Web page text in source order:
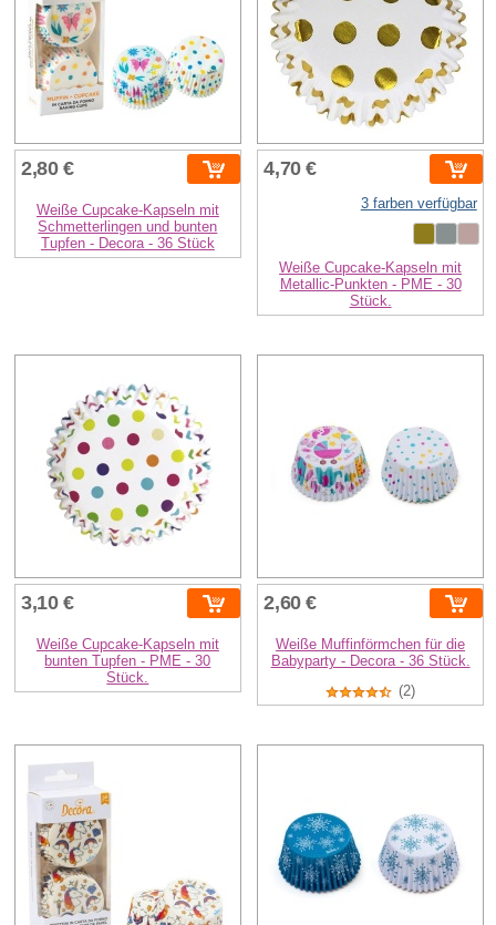
2,80 €
Weiße Cupcake-Kapseln mit
Schmetterlingen und bunten
Tupfen - Decora - 36 Stück
4,70 €
3 farben verfügbar
Weiße Cupcake-Kapseln mit
Metallic-Punkten - PME - 30
Stück.
3,10 €
Weiße Cupcake-Kapseln mit
bunten Tupfen - PME - 30
Stück.
2,60 €
Weiße Muffinförmchen für die
Babyparty - Decora - 36 Stück.
(2)